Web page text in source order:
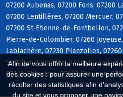
Afin de vous offrir la meilleure
des cookies : pour assurer une
récolter des statistiques afin
du site et vous proposer une
07200 Aubenas, 07200 Fons, 07200
07200 Lentillères, 07200 Mercuer,
07200 St-Etienne-de-Fontbellon,
Pierre-de-Colombier, 07260
Lablachère, 07230 Planzolles,
St-Alban-Auriolles, 07230 St-André-
07110 Chassiers, 07120 Chauzon,